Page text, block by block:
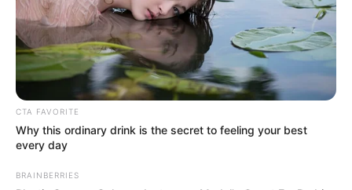
MANTÉNGASE EN ALERTA
Tenemos todas las noticias que le
interesan. Para estar bien informado, por
ACTIVAR AHORA
CTA FAVORITE
Why this ordinary drink is the secret to feeling your best
every day
BRAINBERRIES